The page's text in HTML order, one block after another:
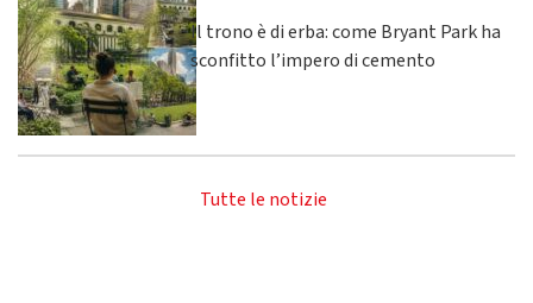
Il trono è di erba: come Bryant Park ha
sconfitto l’impero di cemento
Tutte le notizie